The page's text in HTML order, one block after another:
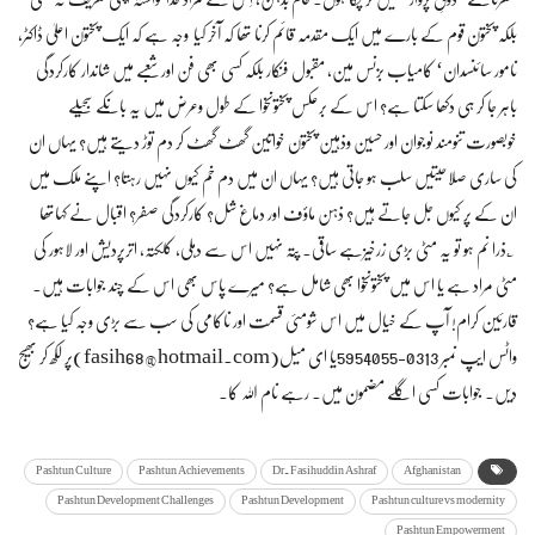
بلکہ پختون قوم کے بارے میں ایک مقدمہ قائم کرنا تھا کہ آخر کیا وجہ ہے کہ ایک پختون اعلیٰ ڈاکٹر،
نامور سائنسدان‘ کامیاب بزنس مین، مقبول فنکار بلکہ کسی بھی فن اور شعبے میں شاندار کارکردگی
باہر جا کر ہی دکھا سکتا ہے؟ اس کے برعکس پختونخوا کے طول وعرض میں یہ بانکے سجیلے
خوبصورت تنومند نوجوان اور حسین وذہین پختون خواتین گھٹ گھٹ کر دم توڑ دیتے ہیں؟ یہاں ان
کی ساری صلاحیتیں سلب ہو جاتی ہیں؟ یہاں ان میں دم خم کیوں نہیں رہتا؟ اپنے ملک میں
ان کے پر کیوں جل جاتے ہیں؟ ذہن ماؤف اور دماغ شل؟ کارکردگی صفر؟ اقبال نے کہاتھا
؎ذرا نم ہو تو یہ مٹی بڑی زرخیزہے ساقی۔ پتہ نہیں اس سے دہلی، کلکتہ، اترپردیش اور لاہور کی
مٹی مراد ہے یا اس میں پختونخوا بھی شامل ہے؟ میرے پاس بھی اس کے چند جوابات ہیں۔
قارئین کرام! آپ کے خیال میں اس شومئی قسمت اور ناکامی کی سب سے بڑی وجہ کیا ہے؟
واٹس ایپ نمبر 0313-5954055یا ای میل( fasih68@hotmail.com)پر لکھ کر بھیج
دیں۔ جوابات کسی اگلے مضمون میں۔ رہے نام اللہ کا۔
Afghanistan
Dr. Fasihuddin Ashraf
Pashtun Achievements
Pashtun Culture
Pashtun culture vs modernity
Pashtun Development
Pashtun Development Challenges
Pashtun Empowerment